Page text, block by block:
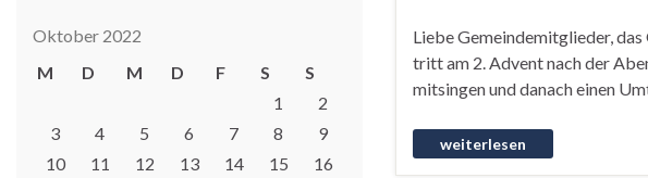
Liebe Gemeindemitglieder,
tritt am 2. Advent nach der
mitsingen und danach einen
Oktober 2022
M
D M D F S
S
1
2
3
4 5 6 7 8
9
10
11 12 13 14 15
16